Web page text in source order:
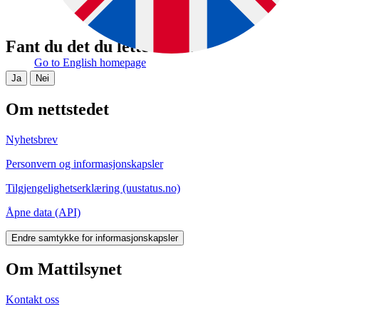
Go to English homepage
Fant du det du lette etter?
Ja Nei
Om nettstedet
Nyhetsbrev
Personvern og informasjonskapsler
Tilgjengelighetserklæring (uustatus.no)
Åpne data (API)
Endre samtykke for informasjonskapsler
Om Mattilsynet
Kontakt oss